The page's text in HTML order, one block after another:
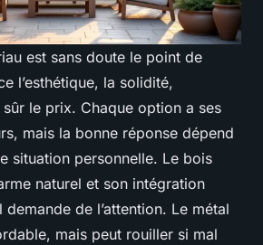
est sans doute le point de
l’esthétique, la solidité,
sûr le prix. Chaque option a ses
mais la bonne réponse dépend
situation personnelle. Le bois
naturel et son intégration
de l’attention. Le métal
mais peut rouiller si mal